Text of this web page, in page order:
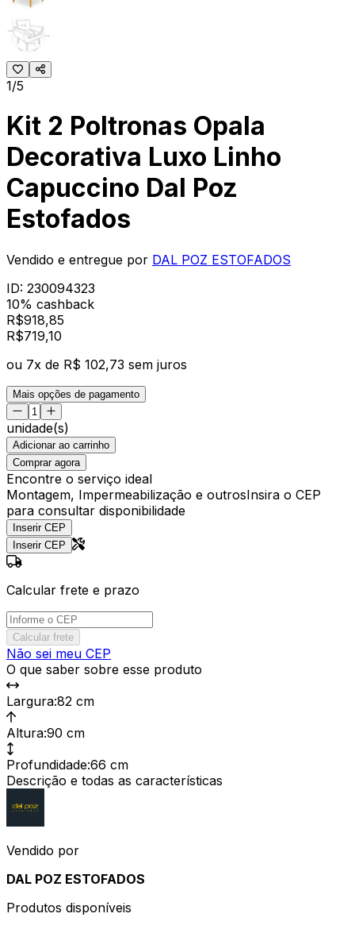
1/5
Kit 2 Poltronas Opala
Decorativa Luxo Linho
Capuccino Dal Poz
Estofados
Vendido e entregue por DAL POZ ESTOFADOS
ID: 230094323
10% cashback
R$918,85
R$719,10
ou 7x de R$ 102,73 sem juros
Mais opções de pagamento
unidade(s)
Adicionar ao carrinho
Comprar agora
Encontre o serviço ideal
Montagem, Impermeabilização e outrosInsira o CEP
para consultar disponibilidade
Inserir CEP
Inserir CEP
Calcular frete e prazo
Calcular frete
Não sei meu CEP
O que saber sobre esse produto
Largura:82 cm
Altura:90 cm
Profundidade:66 cm
Descrição e todas as características
Vendido por
DAL POZ ESTOFADOS
Produtos disponíveis